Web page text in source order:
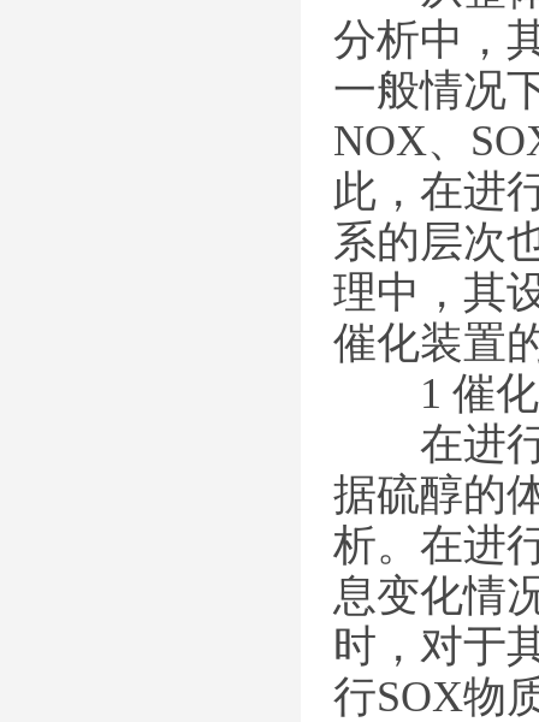
分析中，
一般情况
NOX、
此，在进
系的层次
理中，其
催化装置
1 催化
在进行
据硫醇的
析。在进
息变化情
时，对于
行SOX物